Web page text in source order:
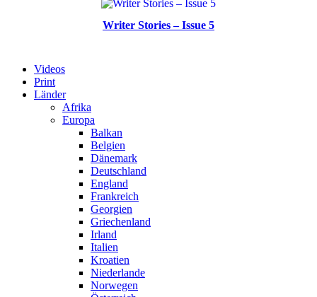
Writer Stories – Issue 5
Videos
Print
Länder
Afrika
Europa
Balkan
Belgien
Dänemark
Deutschland
England
Frankreich
Georgien
Griechenland
Irland
Italien
Kroatien
Niederlande
Norwegen